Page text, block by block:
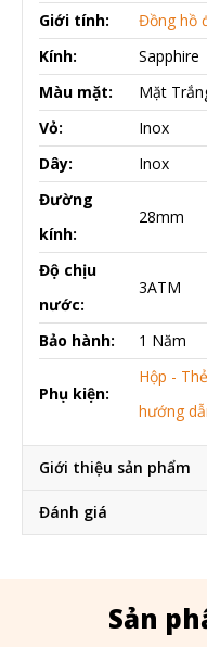
Giới tính:
Đồng hồ
Kính:
Sapphire
Màu mặt:
Mặt
Vỏ:
Inox
Dây:
Inox
Đường
kính:
28mm
Độ chịu
nước:
3ATM
Bảo hành: 1 Năm
Phụ kiện:
Hộp -
hướng
Giới thiệu sản phẩm
Đánh giá
Sản